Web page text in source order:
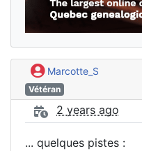
Marcotte_S
Vétéran
2 years ago
... quelques pistes :